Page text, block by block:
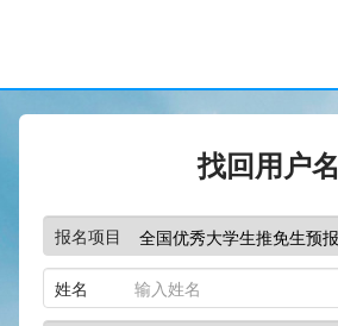
找回用户名
报名项目
姓名